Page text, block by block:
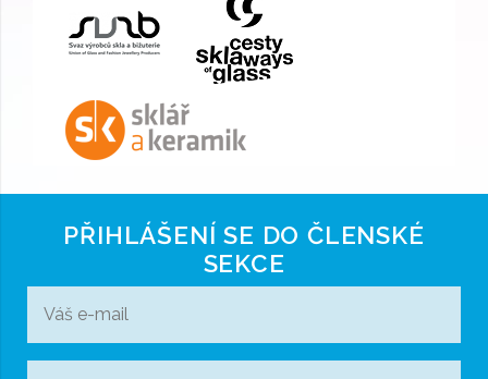
PŘIHLÁŠENÍ SE DO ČLENSKÉ
SEKCE